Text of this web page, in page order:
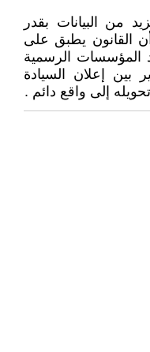
من البيانات بقدر
القانون يطبق على
المؤسسات الرسمية
بين إعلان السيادة
إلى واقع دائم .